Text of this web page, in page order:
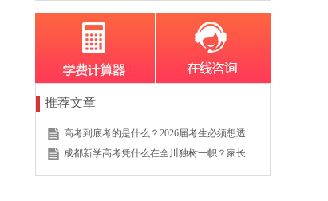
推荐文章
高考到底考的是什么？2026届考生必须想透的这个底层逻辑
成都新学高考凭什么在全川独树一帜？家长的真实选择说明一切